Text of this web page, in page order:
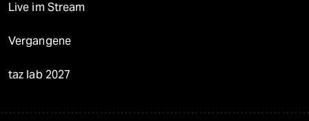
Live im Stream
Vergangene
taz lab 2027